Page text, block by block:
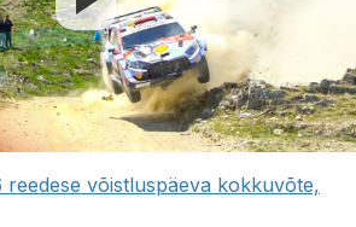
reedese võistluspäeva kokkuvõte,